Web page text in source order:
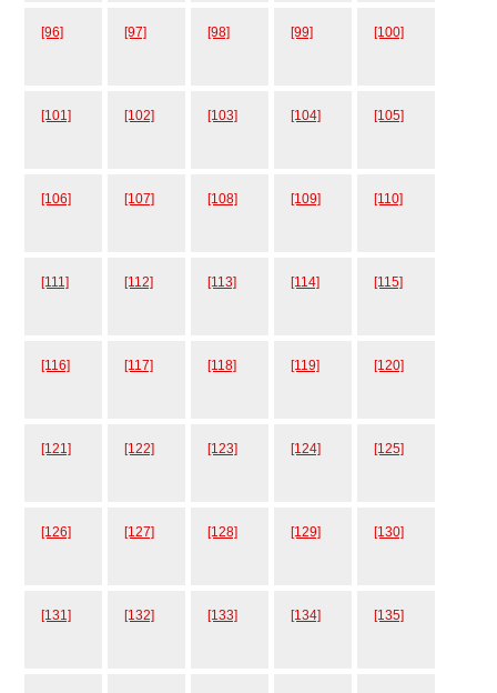
[96] [97] [98] [99] [100]
[101] [102] [103] [104] [105]
[106] [107] [108] [109] [110]
[111] [112] [113] [114] [115]
[116] [117] [118] [119] [120]
[121] [122] [123] [124] [125]
[126] [127] [128] [129] [130]
[131] [132] [133] [134] [135]